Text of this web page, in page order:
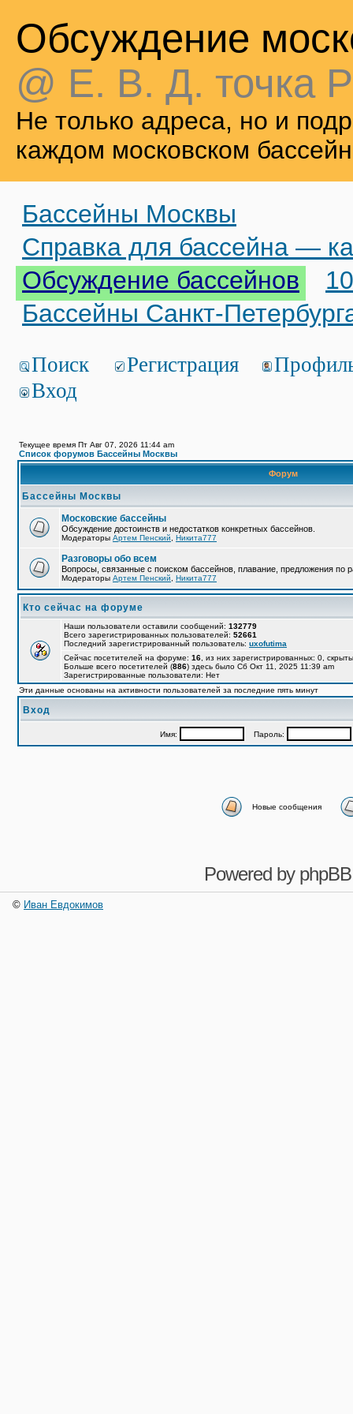
Обсуждение
@ Е. В. Д. точка
Не только адреса, но и
каждом московском
Бассейны Москвы
Справка для бассейна —
Обсуждение бассейнов
Бассейны Санкт-
Поиск Регистрация
Вход
Текущее время Пт Авг 07, 2026 11:44 am
Список форумов Бассейны Москвы
Форум
Бассейны Москвы
Московские бассейны
Обсуждение достоинств и недостатков конкретных бассейнов.
Модераторы Артем Пенский Никита777
Разговоры обо всем
Вопросы, связанные с поиском бассейнов, плавание, предложения по
Модераторы Артем Пенский Никита777
Кто сейчас на форуме
Наши пользователи оставили сообщений: 132779
Всего зарегистрированных пользователей: 52661
Последний зарегистрированный пользователь: uxofutima
Сейчас посетителей на форуме: 16 , из них зарегистрированных: 0,
Больше всего посетителей (886) здесь было Сб Окт 11, 2025 11:39 am
Зарегистрированные пользователи: Нет
Эти данные основаны на активности пользователей за последние пять минут
Вход
Имя: Пароль:
Новые сообщения
Powered by phpBB
© Иван Евдокимов